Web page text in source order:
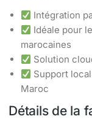
Intégration
Idéale pour
marocaines
Solution
Support
Maroc
Détails de la